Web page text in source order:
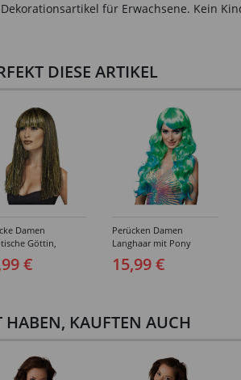
für Erwachsene. Kein
DIESE ARTIKEL
Damen
Göttin,
gold
€
Perücken Damen
Langhaar mit Pony
Meerjungfrau Aqua,
blau-grün
15,99 €
HABEN, KAUFTEN AUCH